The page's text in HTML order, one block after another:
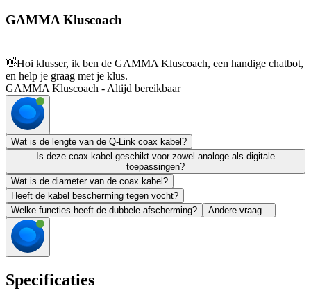
GAMMA Kluscoach
👋Hoi klusser, ik ben de GAMMA Kluscoach, een handige chatbot,
en help je graag met je klus.
GAMMA Kluscoach - Altijd bereikbaar
Wat is de lengte van de Q-Link coax kabel?
Is deze coax kabel geschikt voor zowel analoge als digitale
toepassingen?
Wat is de diameter van de coax kabel?
Heeft de kabel bescherming tegen vocht?
Welke functies heeft de dubbele afscherming?
Andere vraag...
Specificaties